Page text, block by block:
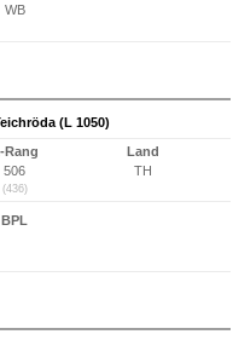
WB
(L 1050)
Rang
506
(436)
Land
TH
BPL